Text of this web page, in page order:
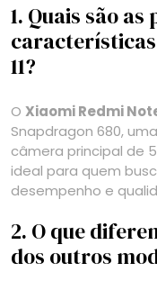
1. Quais são
características
11?
O Xiaomi Redmi Note
Snapdragon 680,
câmera principal de
ideal para quem
desempenho e
2. O que
dos outros